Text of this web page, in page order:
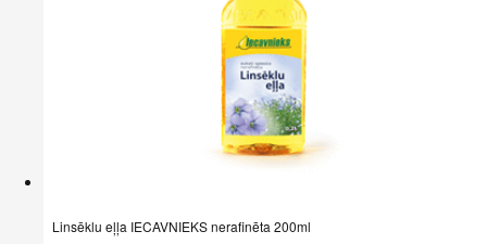
Linsēklu eļļa IECAVNIEKS nerafinēta 200ml